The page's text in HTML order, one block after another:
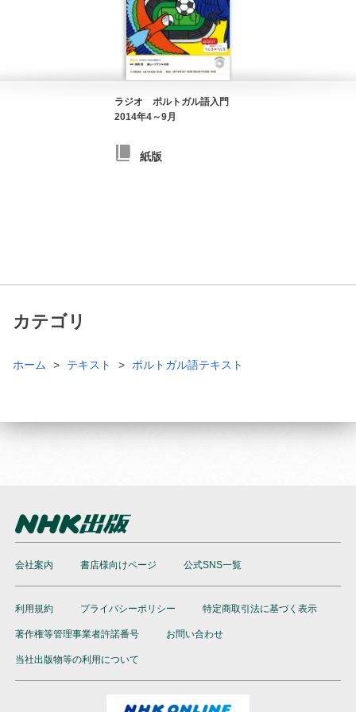
ラジオ ポルトガル語入門
2014年4～9月
紙版
カテゴリ
ホーム テキスト ポルトガル語テキスト
会社案内 書店様向けページ 公式SNS一覧
利用規約 プライバシーポリシー 特定商取引法に基づく表示
著作権等管理事業者許諾番号 お問い合わせ
当社出版物等の利用について